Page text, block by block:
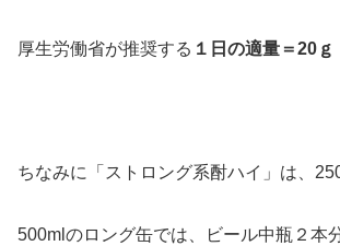
厚生労働省が推奨する １日の適量＝20ｇ
ちなみに「ストロング系酎ハイ」は、
500mlのロング缶では、ビール中瓶２本